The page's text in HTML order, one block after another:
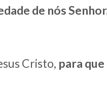
de nós
Cristo, para